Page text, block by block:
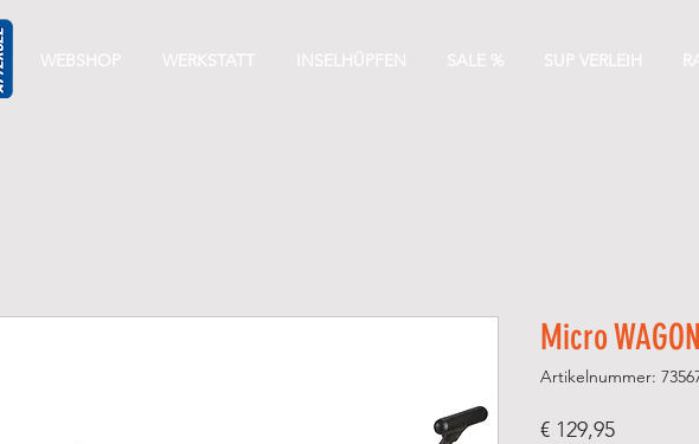
WEBSHOP WERKSTATT INSELHÜPFEN SALE % SUP VERLEIH
Micro
Artikelnummer:
€ 129,95Preis